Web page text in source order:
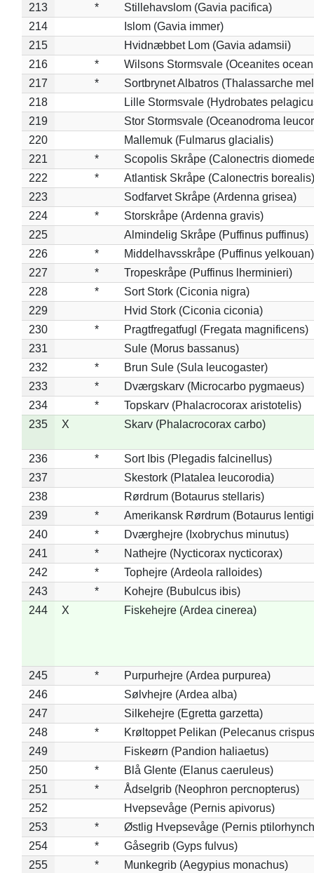
213
*
Stillehavslom (Gavia pacifica)
214
Islom (Gavia immer)
215
Hvidnæbbet Lom (Gavia adamsii)
216
*
Wilsons Stormsvale (Oceanites
217
*
Sortbrynet Albatros (Thalassarche
218
Lille Stormsvale (Hydrobates
219
Stor Stormsvale (Oceanodroma
220
Mallemuk (Fulmarus glacialis)
221
*
Scopolis Skråpe (Calonectris
222
*
Atlantisk Skråpe (Calonectris borealis)
223
Sodfarvet Skråpe (Ardenna grisea)
224
*
Storskråpe (Ardenna gravis)
225
Almindelig Skråpe (Puffinus puffinus)
226
*
Middelhavsskråpe (Puffinus yelkouan)
227
*
Tropeskråpe (Puffinus lherminieri)
228
*
Sort Stork (Ciconia nigra)
229
Hvid Stork (Ciconia ciconia)
230
*
Pragtfregatfugl (Fregata magnificens)
231
Sule (Morus bassanus)
232
*
Brun Sule (Sula leucogaster)
233
*
Dværgskarv (Microcarbo pygmaeus)
234
*
Topskarv (Phalacrocorax aristotelis)
235
X Skarv (Phalacrocorax carbo)
236 *
Sort Ibis (Plegadis falcinellus)
237
Skestork (Platalea leucorodia)
238
Rørdrum (Botaurus stellaris)
239
*
Amerikansk Rørdrum (Botaurus
240
*
Dværghejre (Ixobrychus minutus)
241
*
Nathejre (Nycticorax nycticorax)
242
*
Tophejre (Ardeola ralloides)
243
*
Kohejre (Bubulcus ibis)
244
X Fiskehejre (Ardea cinerea)
245 *
Purpurhejre (Ardea purpurea)
246
Sølvhejre (Ardea alba)
247
Silkehejre (Egretta garzetta)
248
*
Krøltoppet Pelikan (Pelecanus
249
Fiskeørn (Pandion haliaetus)
250
*
Blå Glente (Elanus caeruleus)
251
*
Ådselgrib (Neophron percnopterus)
252
Hvepsevåge (Pernis apivorus)
253
*
Østlig Hvepsevåge (Pernis
254
*
Gåsegrib (Gyps fulvus)
255
*
Munkegrib (Aegypius monachus)